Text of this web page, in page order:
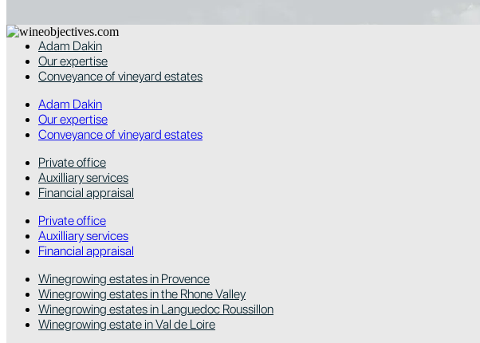
Adam Dakin
Our expertise
Conveyance of vineyard estates
Adam Dakin
Our expertise
Conveyance of vineyard estates
Private office
Auxilliary services
Financial appraisal
Private office
Auxilliary services
Financial appraisal
Winegrowing estates in Provence
Winegrowing estates in the Rhone Valley
Winegrowing estates in Languedoc Roussillon
Winegrowing estate in Val de Loire